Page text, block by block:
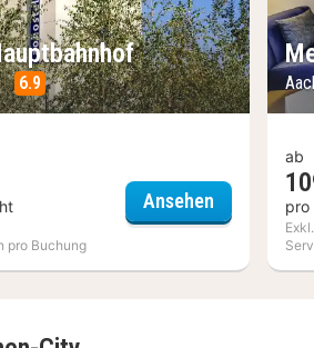
6.9
pro Buchung
Ansehen a&o
ab
pro